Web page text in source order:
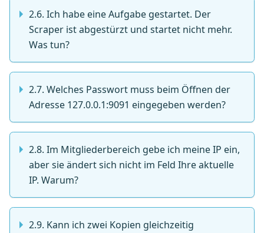
2.6. Ich habe eine Aufgabe gestartet. Der
Scraper ist abgestürzt und startet nicht mehr.
Was tun?
2.7. Welches Passwort muss beim Öffnen der
Adresse 127.0.0.1:9091 eingegeben werden?
2.8. Im Mitgliederbereich gebe ich meine IP ein,
aber sie ändert sich nicht im Feld Ihre aktuelle
IP. Warum?
2.9. Kann ich zwei Kopien gleichzeitig